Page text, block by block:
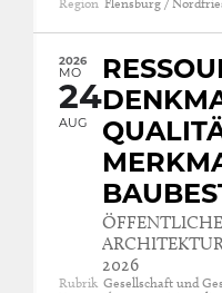
2026
MO
24
AUG
2026
Rubrik Gesellschaft und